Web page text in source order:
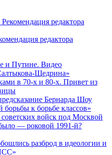
редактора
редактора
и Путине. ВидеоВладимир
Федоткин
о
и
Путине.
Видео
Щедрина»
Бровкин:
Салтыкова-
Щедрина»
в 70-х и 80-х. Привет из
Наклейки
с
немецкими
девушками
в
х
и
Бернарда ШоуМир
СССР
к борьбе классов»
войск под Москвой
— роковой 1991-й?Евгений
Что
разброд в идеологии и